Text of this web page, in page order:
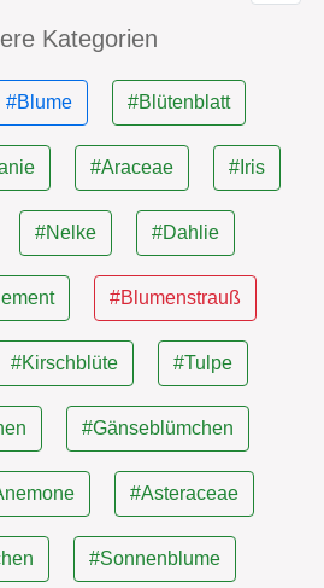
Kategorien
#Blume #Blütenblatt
#Araceae #Iris
#Nelke #Dahlie
#Blumenstrauß
#Kirschblüte #Tulpe
#Gänseblümchen
#Asteraceae
#Sonnenblume